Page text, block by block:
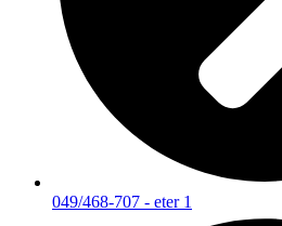
049/468-707 - eter 1